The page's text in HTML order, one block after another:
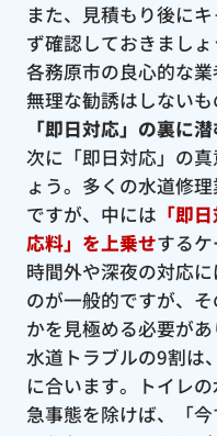
また、見積もり後に
ず確認しておきまし
各務原市の良心的な業
無理な勧誘はしないも
「即日対応」の裏に
次に「即日対応」の
ょう。多くの水道修
ですが、中には 「即
応料」を上乗せするケ
時間外や深夜の対応
のが一般的ですが、
かを見極める必要があ
水道トラブルの9割は
に合います。トイレ
急事態を除けば、「